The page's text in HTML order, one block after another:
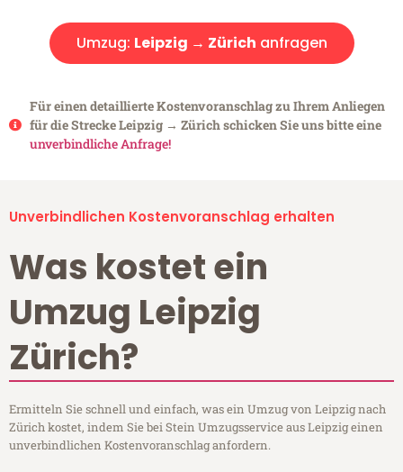
Umzug: Leipzig → Zürich anfragen
Für einen detaillierte Kostenvoranschlag zu Ihrem Anliegen
für die Strecke Leipzig → Zürich schicken Sie uns bitte eine
unverbindliche Anfrage!
Unverbindlichen Kostenvoranschlag erhalten
Was kostet ein
Umzug Leipzig
Zürich?
Ermitteln Sie schnell und einfach, was ein Umzug von Leipzig nach
Zürich kostet, indem Sie bei Stein Umzugsservice aus Leipzig einen
unverbindlichen Kostenvoranschlag anfordern.